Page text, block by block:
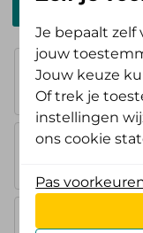
geen vergoeding
AV Instap
AV Opstap
Je bepaalt
jouw
Jouw keuze
Of trek je
instellingen
ons cookie
Pas